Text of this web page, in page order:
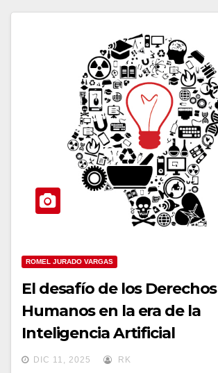
ROMEL JURADO VARGAS
El desafío de los Derechos
Humanos en la era de la
Inteligencia Artificial
DIC 11, 2025 RK